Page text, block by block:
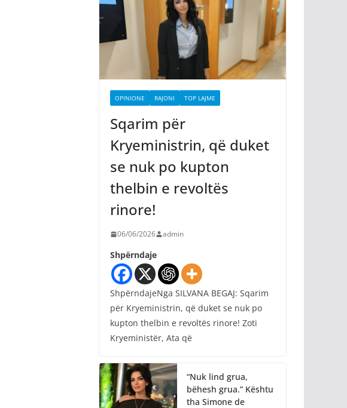
OPINIONE RAJONI TOP LAJME
Sqarim për
Kryeministrin, që duket
se nuk po kupton
thelbin e revoltës
rinore!
06/06/2026 admin
Shpërndaje
ShpërndajeNga SILVANA BEGAJ: Sqarim
për Kryeministrin, që duket se nuk po
kupton thelbin e revoltës rinore! Zoti
Kryeministër, Ata që
“Nuk lind grua,
bëhesh grua.” Kështu
tha Simone de